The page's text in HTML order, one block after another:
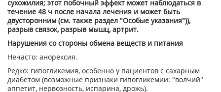
сухожилия; этот побочный эффект может наблюдаться в
течение 48 ч после начала лечения и может быть
двусторонним (см. также раздел "Особые указания")),
разрыв связок, разрыв мышц, артрит.
Нарушения со стороны обмена веществ и питания
Нечасто: анорексия.
Редко: гипогликемия, особенно у пациентов с сахарным
диабетом (возможные признаки гипогликемии: "волчий"
аппетит, нервозность, испарина, дрожь).